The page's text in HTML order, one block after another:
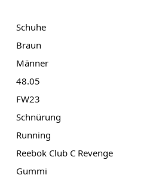
Schuhe
Braun
Männer
48.05
FW23
Schnürung
Running
Reebok Club C Revenge
Gummi